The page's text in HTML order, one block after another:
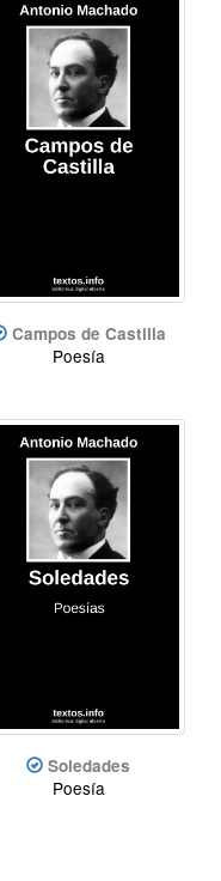
Campos de Castilla
Poesía
Soledades
Poesía